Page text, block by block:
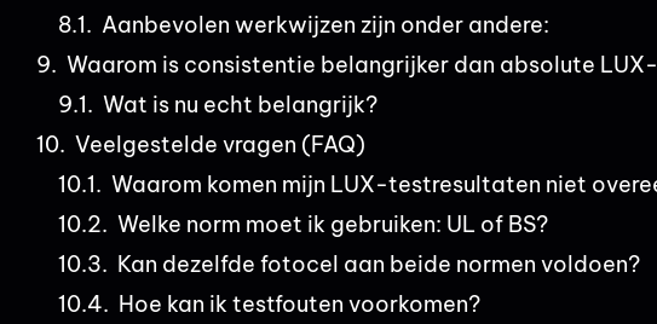
Aanbevolen werkwijzen zijn onder andere:
Waarom is consistentie belangrijker dan absolute
Wat is nu echt belangrijk?
Veelgestelde vragen (FAQ)
Waarom komen mijn LUX-testresultaten niet
Welke norm moet ik gebruiken: UL of BS?
Kan dezelfde fotocel aan beide normen voldoen?
Hoe kan ik testfouten voorkomen?